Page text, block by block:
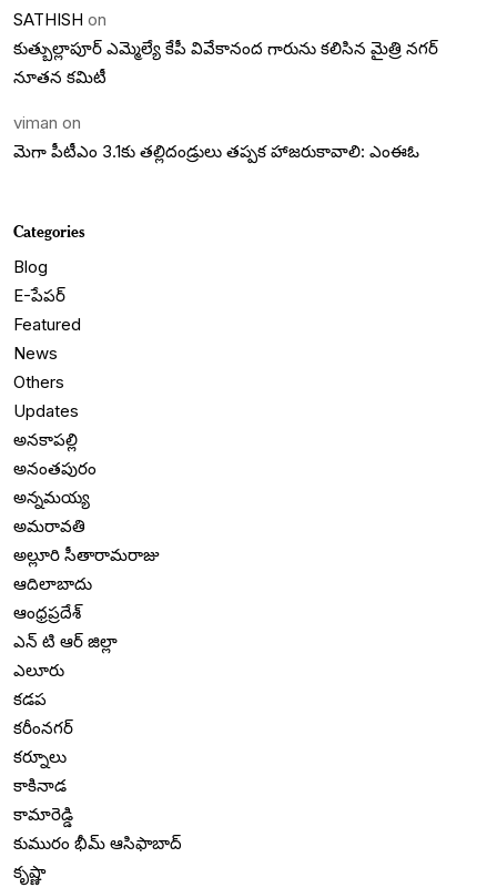
SATHISH on
కుత్బుల్లాపూర్ ఎమ్మెల్యే కేపీ వివేకానంద గారును కలిసిన మైత్రి నగర్
నూతన కమిటీ
viman on
మెగా పీటీఎం 3.1కు తల్లిదండ్రులు తప్పక హాజరుకావాలి: ఎంఈఓ
Categories
Blog
E-పేపర్
Featured
News
Others
Updates
అనకాపల్లి
అనంతపురం
అన్నమయ్య
అమరావతి
అల్లూరి సీతారామరాజు
ఆదిలాబాదు
ఆంధ్రప్రదేశ్
ఎన్ టి ఆర్ జిల్లా
ఎలూరు
కడప
కరీంనగర్
కర్నూలు
కాకినాడ
కామారెడ్డి
కుమురం భీమ్ ఆసిఫాబాద్
కృష్ణా